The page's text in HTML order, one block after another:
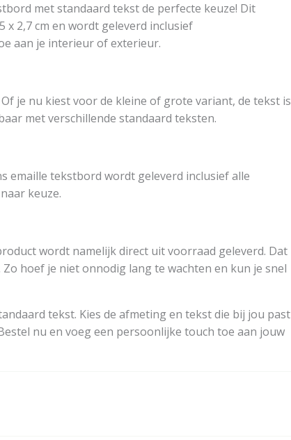
met standaard tekst de perfecte keuze! Dit
2,7 cm en wordt geleverd inclusief
aan je interieur of exterieur.
je nu kiest voor de kleine of grote variant, de tekst is
met verschillende standaard teksten.
emaille tekstbord wordt geleverd inclusief alle
keuze.
wordt namelijk direct uit voorraad geleverd. Dat
hoef je niet onnodig lang te wachten en kun je snel
tekst. Kies de afmeting en tekst die bij jou past
nu en voeg een persoonlijke touch toe aan jouw